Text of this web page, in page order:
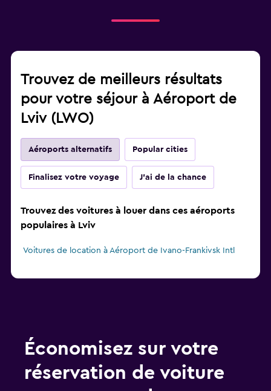
Trouvez de meilleurs résultats
pour votre séjour à Aéroport de
Lviv (LWO)
Aéroports alternatifs Popular cities
Finalisez votre voyage J'ai de la chance
Trouvez des voitures à louer dans ces aéroports
populaires à Lviv
Voitures de location à Aéroport de Ivano-Frankivsk Intl
Économisez sur votre
réservation de voiture